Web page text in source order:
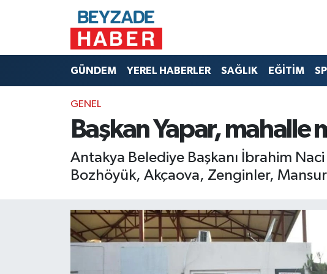
GÜNDEM YEREL HABERLER SAĞLIK EĞİTİM
GENEL
Başkan Yapar, mahalle
Antakya Belediye Başkanı İbrahim
Bozhöyük, Akçaova, Zenginler,
Hava Durumu
Trafik Durumu
Süper Lig Puan Durumu ve Fikstür
Tüm Manşetler
Son Dakika Haberleri